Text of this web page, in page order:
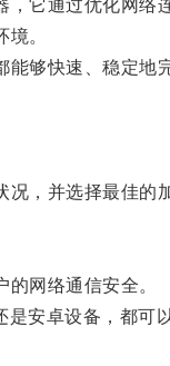
它通过优化网络
。
够快速、稳定地完
并选择最佳的
网络通信安全。
安卓设备，都可以